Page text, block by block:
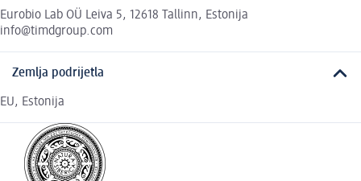
Eurobio Lab OÜ Leiva 5, 12618 Tallinn, Estonija
info@timdgroup.com
Zemlja podrijetla
EU, Estonija